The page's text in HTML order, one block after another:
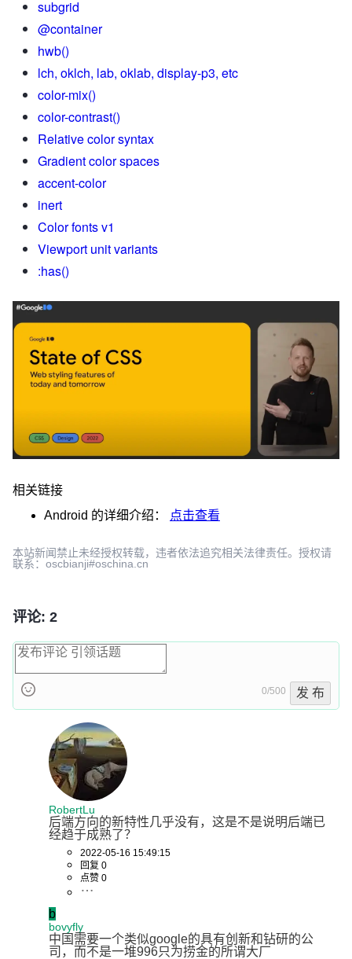
subgrid
@container
hwb()
lch, oklch, lab, oklab, display-p3, etc
color-mix()
color-contrast()
Relative color syntax
Gradient color spaces
accent-color
inert
Color fonts v1
Viewport unit variants
:has()
相关链接
Android 的详细介绍： 点击查看
本站新闻禁止未经授权转载，违者依法追究相关法律责任。授权请
联系：oscbianji#oschina.cn
评论: 2
0/500 发 布
RobertLu
后端方向的新特性几乎没有，这是不是说明后端已
经趋于成熟了？
2022-05-16 15:49:15
回复 0
点赞 0
b
bovyfly
中国需要一个类似google的具有创新和钻研的公
司，而不是一堆996只为捞金的所谓大厂